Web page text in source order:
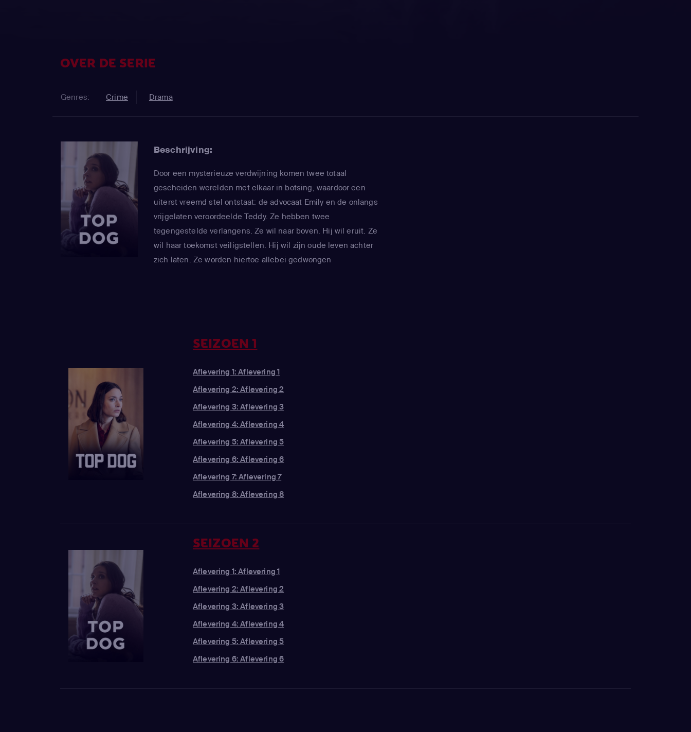
OVER DE SERIE
Genres: Crime Drama
Beschrijving:
Door een mysterieuze verdwijning komen twee totaal
gescheiden werelden met elkaar in botsing, waardoor een
uiterst vreemd stel ontstaat: de advocaat Emily en de onlangs
vrijgelaten veroordeelde Teddy. Ze hebben twee
tegengestelde verlangens. Ze wil naar boven. Hij wil eruit. Ze
wil haar toekomst veiligstellen. Hij wil zijn oude leven achter
zich laten. Ze worden hiertoe allebei gedwongen
SEIZOEN 1
Aflevering 1: Aflevering 1
Aflevering 2: Aflevering 2
Aflevering 3: Aflevering 3
Aflevering 4: Aflevering 4
Aflevering 5: Aflevering 5
Aflevering 6: Aflevering 6
Aflevering 7: Aflevering 7
Aflevering 8: Aflevering 8
SEIZOEN 2
Aflevering 1: Aflevering 1
Aflevering 2: Aflevering 2
Aflevering 3: Aflevering 3
Aflevering 4: Aflevering 4
Aflevering 5: Aflevering 5
Aflevering 6: Aflevering 6